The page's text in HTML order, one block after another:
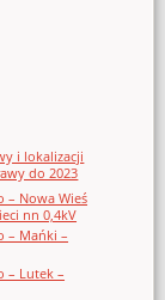
i lokalizacji
do 2023
– Nowa Wieś
nn 0,4kV
– Mańki –
– Lutek –